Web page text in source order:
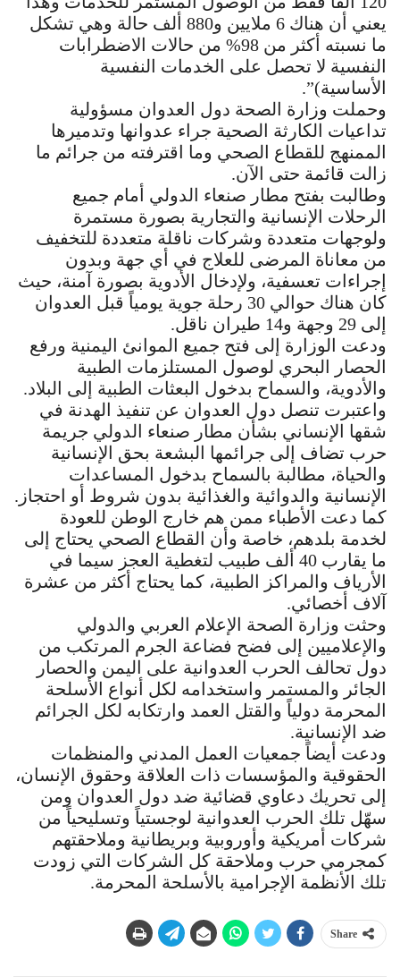
يعني أن هناك 6 ملايين و880 ألف حالة وهي تشكل
ما نسبته أكثر من 98% من حالات الاضطرابات
النفسية لا تحصل على الخدمات النفسية
الأساسية)”.
وحملت وزارة الصحة دول العدوان مسؤولية
تداعيات الكارثة الصحية جراء عدوانها وتدميرها
الممنهج للقطاع الصحي وما اقترفته من جرائم ما
زالت قائمة حتى الآن.
وطالبت بفتح مطار صنعاء الدولي أمام جميع
الرحلات الإنسانية والتجارية بصورة مستمرة
ولوجهات متعددة وشركات ناقلة متعددة للتخفيف
من معاناة المرضى للعلاج في أي جهة وبدون
إجراءات تعسفية، ولإدخال الأدوية بصورة آمنة، حيث
كان هناك حوالي 30 رحلة جوية يومياً قبل العدوان
إلى 29 وجهة و14 طيران ناقل.
ودعت الوزارة إلى فتح جميع الموانئ اليمنية ورفع
الحصار البحري لوصول المستلزمات الطبية
والأدوية، والسماح بدخول البعثات الطبية إلى البلاد.
واعتبرت تنصل دول العدوان عن تنفيذ الهدنة في
شقها الإنساني بشأن مطار صنعاء الدولي جريمة
حرب تضاف إلى جرائمها البشعة بحق الإنسانية
والحياة، مطالبة بالسماح بدخول المساعدات
الإنسانية والدوائية والغذائية بدون شروط أو احتجاز.
كما دعت الأطباء ممن هم خارج الوطن للعودة
لخدمة بلدهم، خاصة وأن القطاع الصحي يحتاج إلى
ما يقارب 40 ألف طبيب لتغطية العجز سيما في
الأرياف والمراكز الطبية، كما يحتاج أكثر من عشرة
آلاف أخصائي.
وحثت وزارة الصحة الإعلام العربي والدولي
والإعلاميين إلى فضح فضاعة الجرم المرتكب من
دول تحالف الحرب العدوانية على اليمن والحصار
الجائر والمستمر واستخدامه لكل أنواع الأسلحة
المحرمة دولياً والقتل العمد وارتكابه لكل الجرائم
ضد الإنسانية.
ودعت أيضاً جمعيات العمل المدني والمنظمات
الحقوقية والمؤسسات ذات العلاقة وحقوق الإنسان،
إلى تحريك دعاوي قضائية ضد دول العدوان ومن
سهّل تلك الحرب العدوانية لوجستياً وتسليحياً من
شركات أمريكية وأوروبية وبريطانية وملاحقتهم
كمجرمي حرب وملاحقة كل الشركات التي زودت
تلك الأنظمة الإجرامية بالأسلحة المحرمة.
Share